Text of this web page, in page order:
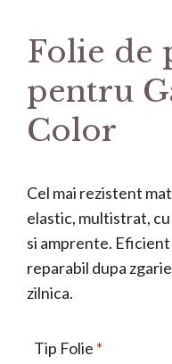
Folie de
pentru
Color
Cel mai rezistent
elastic, multistrat,
si amprente.
reparabil dupa
zilnica.
Tip Folie *